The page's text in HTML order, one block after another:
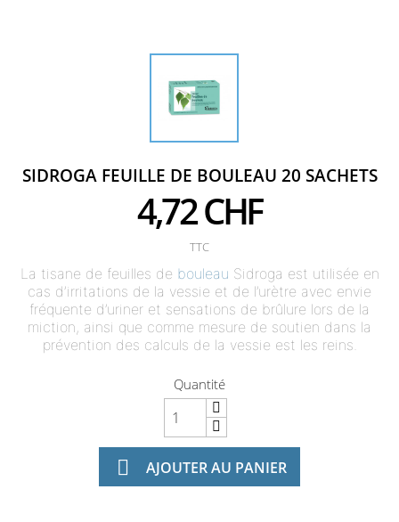
SIDROGA FEUILLE DE BOULEAU 20 SACHETS
4,72 CHF
TTC
La tisane de feuilles de bouleau Sidroga est utilisée en
cas d’irritations de la vessie et de l’urètre avec envie
fréquente d’uriner et sensations de brûlure lors de la
miction, ainsi que comme mesure de soutien dans la
prévention des calculs de la vessie est les reins.
Quantité
 AJOUTER AU PANIER